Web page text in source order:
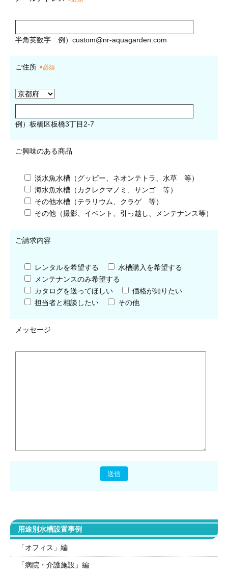
半角英数字 例） custom@nr-aquagarden.com
ご住所 ※必須
例）板橋区板橋3丁目2-7
ご興味のある商品
淡水魚水槽（グッピー、ネオンテトラ、水草 等）
海水魚水槽（カクレクマノミ、サンゴ 等）
その他水槽（テラリウム、クラゲ 等）
その他（撮影、イベント、引っ越し、メンテナンス等）
ご請求内容
レンタルを希望する
水槽購入を希望する
メンテナンスのみ希望する
カタログを送ってほしい
価格が知りたい
担当者と相談したい
その他
メッセージ
用途別水槽設置事例
「オフィス」編
「病院・介護施設」編